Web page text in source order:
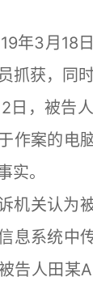
3月18日
抓获，同
日，被告
作案的电
实。
关认为被
息系统中
告人田某